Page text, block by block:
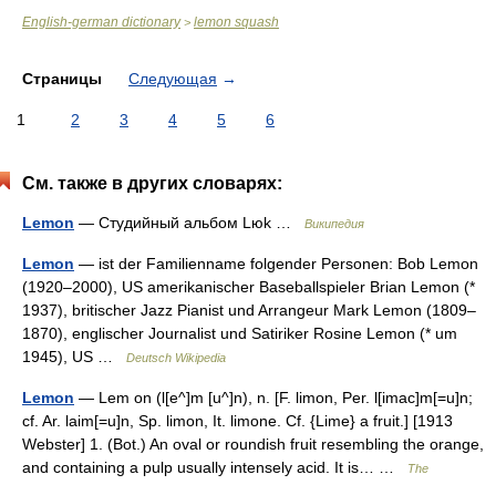
English-german dictionary> lemon squash
Страницы Следующая →
1 2 3 4 5 6
См. также в других словарях:
Lemon — Студийный альбом Lюk … Википедия
Lemon — ist der Familienname folgender Personen: Bob Lemon
(1920–2000), US amerikanischer Baseballspieler Brian Lemon (*
1937), britischer Jazz Pianist und Arrangeur Mark Lemon (1809–
1870), englischer Journalist und Satiriker Rosine Lemon (* um
1945), US …
Deutsch Wikipedia
Lemon — Lem on (l[e^]m [u^]n), n. [F. limon, Per. l[imac]m[=u]n;
cf. Ar. laim[=u]n, Sp. limon, It. limone. Cf. {Lime} a fruit.] [1913
Webster] 1. (Bot.) An oval or roundish fruit resembling the orange,
and containing a pulp usually intensely acid. It is… …
The